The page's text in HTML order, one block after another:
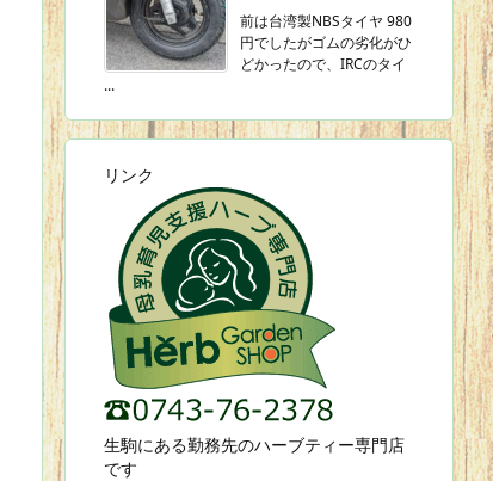
前は台湾製NBSタイヤ 980
円でしたがゴムの劣化がひ
どかったので、IRCのタイ
...
リンク
生駒にある勤務先のハーブティー専門店
です